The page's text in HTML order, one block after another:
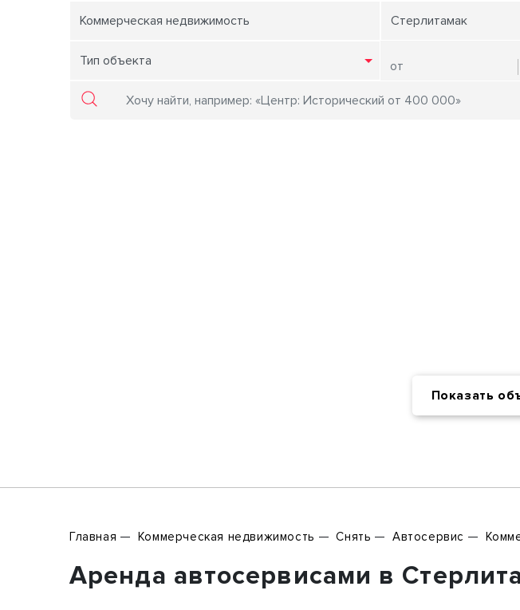
Склад
Бизнес-центр
Коммерческая недвижимость Стерлитамак
Тип объекта
Показать
Главная Коммерческая недвижимость Снять Автосервис
Аренда автосервисами в